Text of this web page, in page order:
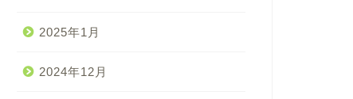
2025年1月
2024年12月